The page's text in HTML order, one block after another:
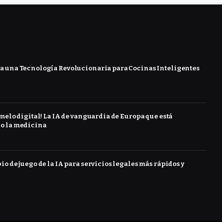
una Tecnología Revolucionaria para Cocinas Inteligentes
digital! La IA de vanguardia de Europa que está
la medicina
de juego de la IA para servicios legales más rápidos y